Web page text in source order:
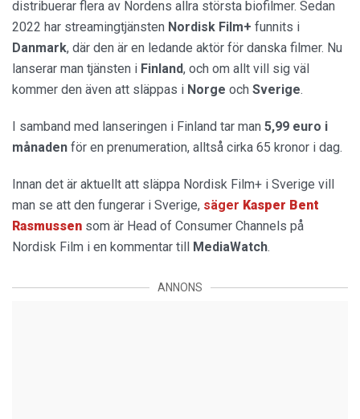
distribuerar flera av Nordens allra största biofilmer. Sedan
2022 har streamingtjänsten Nordisk Film+ funnits i
Danmark, där den är en ledande aktör för danska filmer. Nu
lanserar man tjänsten i Finland, och om allt vill sig väl
kommer den även att släppas i Norge och Sverige.
I samband med lanseringen i Finland tar man 5,99 euro i
månaden för en prenumeration, alltså cirka 65 kronor i dag.
Innan det är aktuellt att släppa Nordisk Film+ i Sverige vill
man se att den fungerar i Sverige, säger Kasper Bent
Rasmussen som är Head of Consumer Channels på
Nordisk Film i en kommentar till MediaWatch.
ANNONS